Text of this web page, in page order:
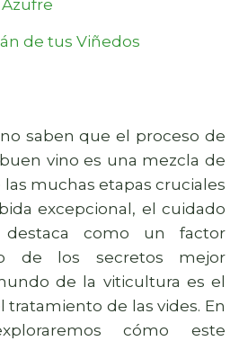
de tus Viñedos
saben que el proceso de
vino es una mezcla de
las muchas etapas cruciales
excepcional, el cuidado
como un factor
de los secretos mejor
de la viticultura es el
tratamiento de las vides. En
cómo este